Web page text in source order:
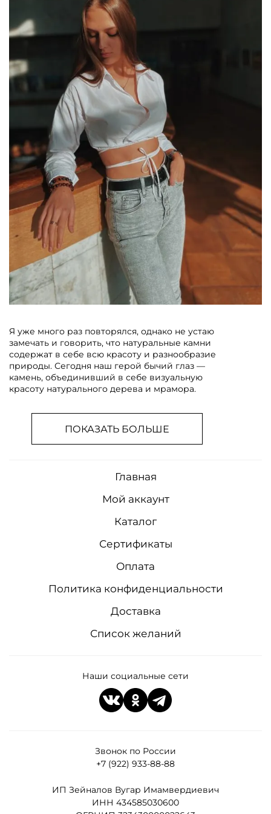
Я уже много раз повторялся, однако не устаю
замечать и говорить, что натуральные камни
содержат в себе всю красоту и разнообразие
природы. Сегодня наш герой бычий глаз —
камень, объединивший в себе визуальную
красоту натурального дерева и мрамора.
ПОКАЗАТЬ БОЛЬШЕ
Звонок по России
+7 (922) 933-88-88
ИП Зейналов Вугар Имамвердиевич
ИНН 434585030600
Главная
Мой аккаунт
Каталог
Сертификаты
Оплата
Политика конфиденциальности
Доставка
Список желаний
Наши социальные сети